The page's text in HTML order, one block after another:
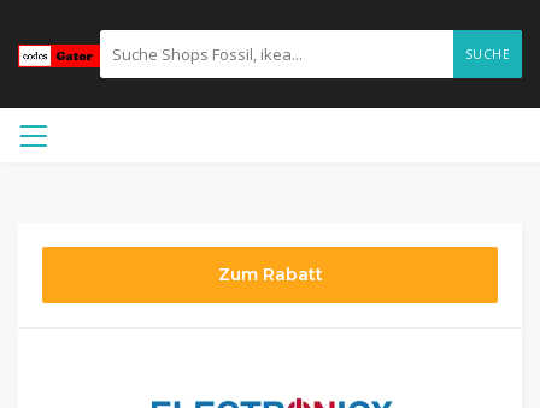
SUCHE
Zum Rabatt